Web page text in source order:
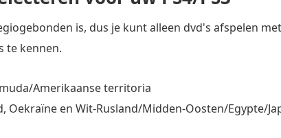
is, dus je kunt alleen dvd's afspelen
te kennen.
Amerikaanse territoria
Oekraïne en Wit-Rusland/Midden-Oosten/Egypte/